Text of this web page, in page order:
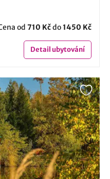
od 710 Kčdo1450 Kč
Detailubytování